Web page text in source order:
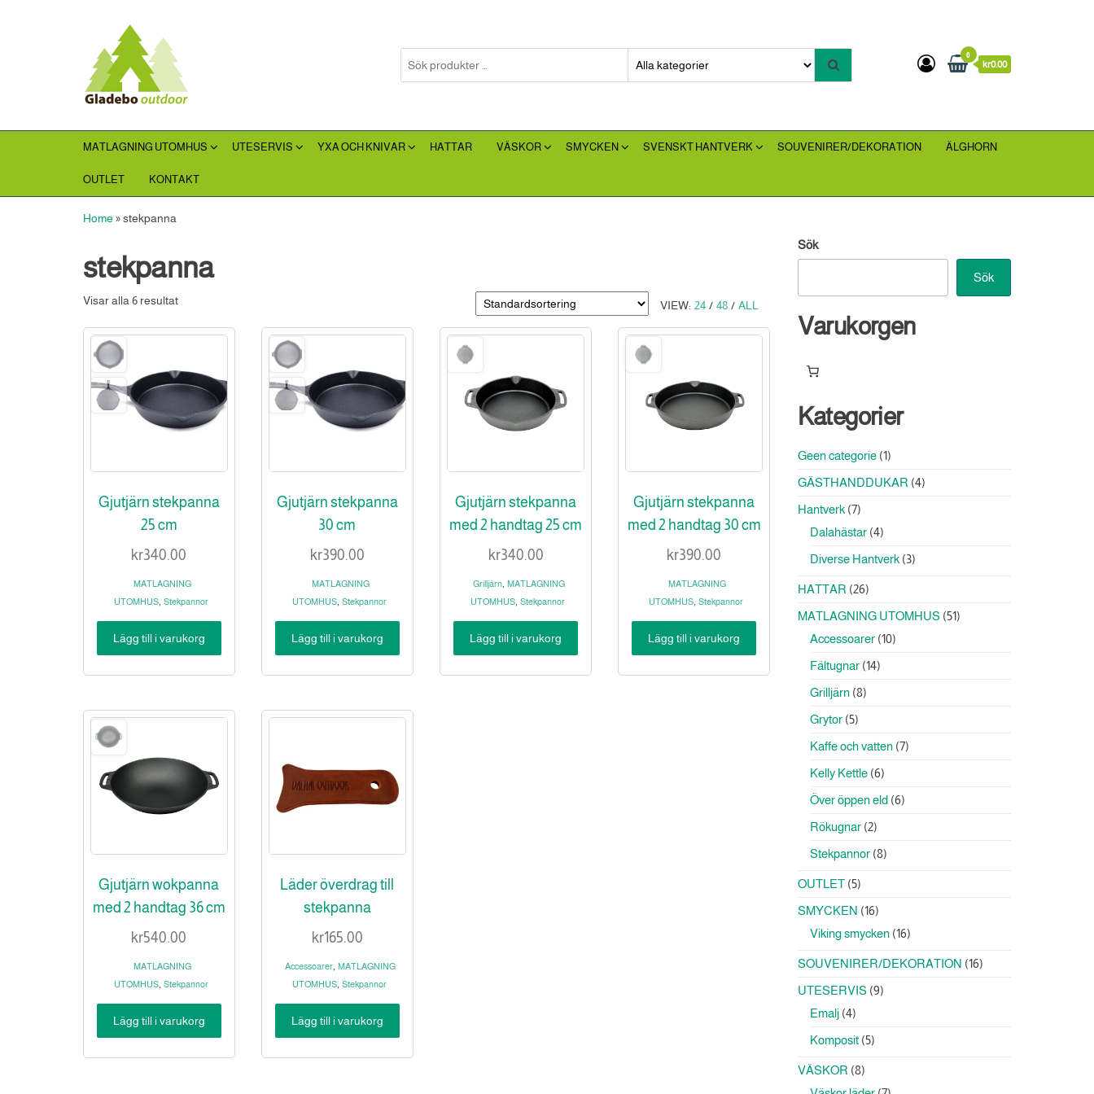
0
kr0.00
MATLAGNING UTOMHUS UTESERVIS YXA OCH KNIVAR HATTAR VÄSKOR SMYCKEN SVENSKT HANTVERK SOUVENIRER/DEKORATION ÄLGHORN
OUTLET KONTAKT
Home »stekpanna
stekpanna
VIEW: 24 / 48 / ALL
Visar alla 6 resultat
Gjutjärn stekpanna
25 cm
kr340.00
MATLAGNING
UTOMHUS, Stekpannor
Lägg till i varukorg
Gjutjärn stekpanna
30 cm
kr390.00
MATLAGNING
UTOMHUS, Stekpannor
Lägg till i varukorg
Gjutjärn stekpanna
med 2 handtag 25 cm
kr340.00
Grilljärn MATLAGNING
UTOMHUS Stekpannor
Lägg till i varukorg
Gjutjärn stekpanna
med 2 handtag 30 cm
kr390.00
MATLAGNING
UTOMHUS Stekpannor
Lägg till i varukorg
Gjutjärn wokpanna
med 2 handtag 36 cm
kr540.00
MATLAGNING
UTOMHUS, Stekpannor
Lägg till i varukorg
Läder överdrag till
stekpanna
kr165.00
Accessoarer MATLAGNING
UTOMHUS, Stekpannor
Lägg till i varukorg
Sök
Sök
Varukorgen
Kategorier
Geen categorie 11
GÄSTHANDDUKAR 44
Hantverk 77
produkter
Dalahästar 44
Diverse Hantverk 33
HATTAR 2626
MATLAGNING UTOMHUS 5151
Accessoarer 1010
Fältugnar 1414
Grilljärn 88
Grytor 55
Kaffe och vatten 77
Kelly Kettle 66
Över öppen eld 66
Rökugnar 22
Stekpannor 88
OUTLET 55
SMYCKEN 1616
produkter
Viking smycken 1616
SOUVENIRER/DEKORATION 1616
UTESERVIS 99
Emalj 44
Komposit 55
VÄSKOR 88
produkter